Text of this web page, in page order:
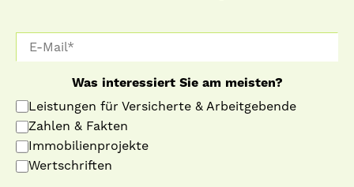
Was interessiert Sie am meisten?
Leistungen für Versicherte & Arbeitgebende
Zahlen & Fakten
Immobilienprojekte
Wertschriften